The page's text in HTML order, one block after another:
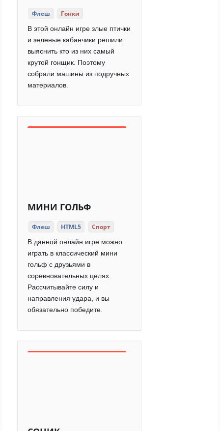
Флеш Гонки
В этой онлайн игре злые птички
и зеленые кабанчики решили
выяснить кто из них самый
крутой гонщик. Поэтому
собрали машины из подручных
материалов.
МИНИ ГОЛЬФ
Флеш HTML5 Спорт
В данной онлайн игре можно
играть в классический мини
гольф с друзьями в
соревновательных целях.
Рассчитывайте силу и
направления удара, и вы
обязательно победите.